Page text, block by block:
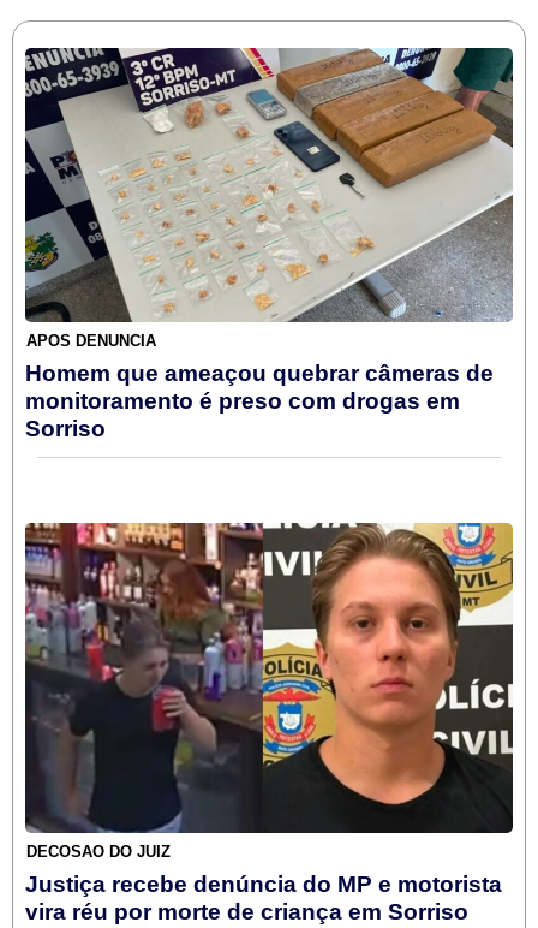
APÓS DENÚNCIA
Homem que ameaçou quebrar câmeras de
monitoramento é preso com drogas em
Sorriso
DECOSÃO DO JUIZ
Justiça recebe denúncia do MP e motorista
vira réu por morte de criança em Sorriso